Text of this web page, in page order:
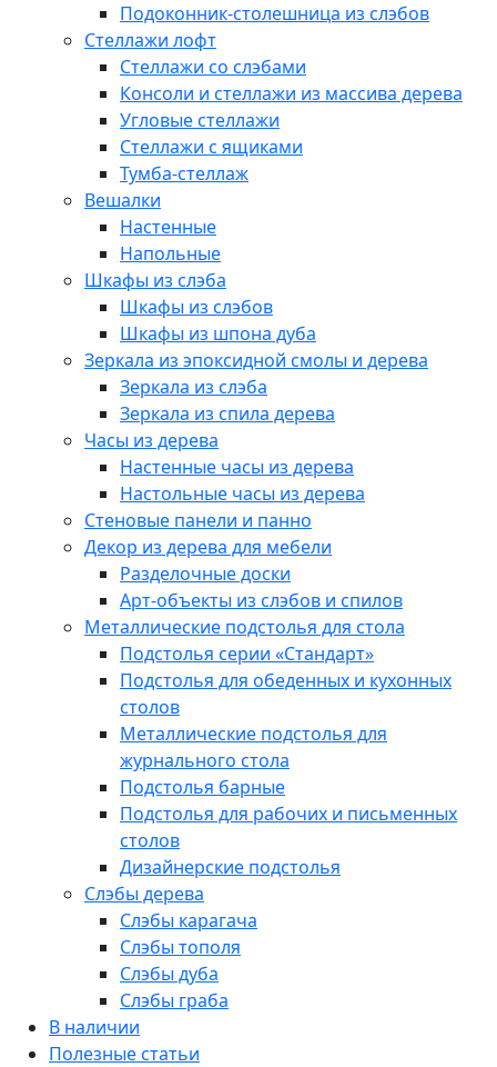
Подоконник-столешница из слэбов
Стеллажи лофт
Стеллажи со слэбами
Консоли и стеллажи из массива дерева
Угловые стеллажи
Стеллажи с ящиками
Тумба-стеллаж
Вешалки
Настенные
Напольные
Шкафы из слэба
Шкафы из слэбов
Шкафы из шпона дуба
Зеркала из эпоксидной смолы и дерева
Зеркала из слэба
Зеркала из спила дерева
Часы из дерева
Настенные часы из дерева
Настольные часы из дерева
Стеновые панели и панно
Декор из дерева для мебели
Разделочные доски
Арт-объекты из слэбов и спилов
Металлические подстолья для стола
Подстолья серии «Стандарт»
Подстолья для обеденных и кухонных
столов
Металлические подстолья для
журнального стола
Подстолья барные
Подстолья для рабочих и письменных
столов
Дизайнерские подстолья
Слэбы дерева
Слэбы карагача
Слэбы тополя
Слэбы дуба
Слэбы граба
В наличии
Полезные статьи